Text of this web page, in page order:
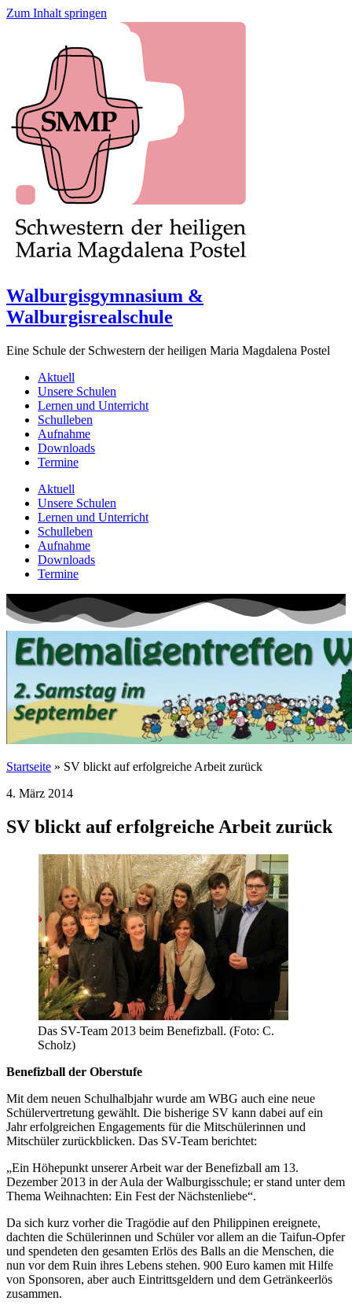
Zum Inhalt springen
Walburgisgymnasium &
Walburgisrealschule
Eine Schule der Schwestern der heiligen Maria Magdalena Postel
Aktuell
Unsere Schulen
Lernen und Unterricht
Schulleben
Aufnahme
Downloads
Termine
Aktuell
Unsere Schulen
Lernen und Unterricht
Schulleben
Aufnahme
Downloads
Termine
Startseite » SV blickt auf erfolgreiche Arbeit zurück
4. März 2014
SV blickt auf erfolgreiche Arbeit zurück
Das SV-Team 2013 beim Benefizball. (Foto: C.
Scholz)
Benefizball der Oberstufe
Mit dem neuen Schulhalbjahr wurde am WBG auch eine neue
Schülervertretung gewählt. Die bisherige SV kann dabei auf ein
Jahr erfolgreichen Engagements für die Mitschülerinnen und
Mitschüler zurückblicken. Das SV-Team berichtet:
„Ein Höhepunkt unserer Arbeit war der Benefizball am 13.
Dezember 2013 in der Aula der Walburgisschule; er stand unter dem
Thema Weihnachten: Ein Fest der Nächstenliebe“.
Da sich kurz vorher die Tragödie auf den Philippinen ereignete,
dachten die Schülerinnen und Schüler vor allem an die Taifun-Opfer
und spendeten den gesamten Erlös des Balls an die Menschen, die
nun vor dem Ruin ihres Lebens stehen. 900 Euro kamen mit Hilfe
von Sponsoren, aber auch Eintrittsgeldern und dem Getränkeerlös
zusammen.